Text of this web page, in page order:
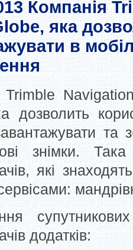
Компанія
яка
в
Trimble
дозволить
та
знімки.
які
додатків: